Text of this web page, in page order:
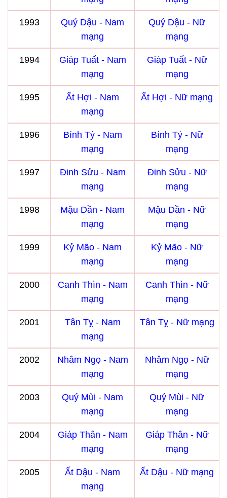
1993
Quý Dậu - Nam
mạng
Quý Dậu - Nữ
mạng
1994
Giáp Tuất - Nam
mạng
Giáp Tuất - Nữ
mạng
1995
Ất Hợi - Nam
mạng
Ất Hợi - Nữ mạng
1996
Bính Tý - Nam
mạng
Bính Tý - Nữ
mạng
1997
Đinh Sửu - Nam
mạng
Đinh Sửu - Nữ
mạng
1998
Mậu Dần - Nam
mạng
Mậu Dần - Nữ
mạng
1999
Kỷ Mão - Nam
mạng
Kỷ Mão - Nữ
mạng
2000
Canh Thìn - Nam
mạng
Canh Thìn - Nữ
mạng
2001
Tân Tỵ - Nam
mạng
Tân Tỵ - Nữ mạng
2002
Nhâm Ngọ - Nam
mạng
Nhâm Ngọ - Nữ
mạng
2003
Quý Mùi - Nam
mạng
Quý Mùi - Nữ
mạng
2004
Giáp Thân - Nam
mạng
Giáp Thân - Nữ
mạng
2005
Ất Dậu - Nam
mạng
Ất Dậu - Nữ mạng